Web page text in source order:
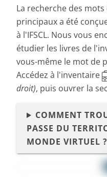
La recherche des
principaux a été
à l'IFSCL. Nous vous
étudier les livres de
vous-même le mot de
Accédez à l'inventaire
droit), puis ouvrer la
COMMENT
PASSE DU
MONDE VIRTUEL ?